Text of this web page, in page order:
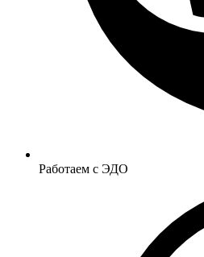
Работаем с ЭДО